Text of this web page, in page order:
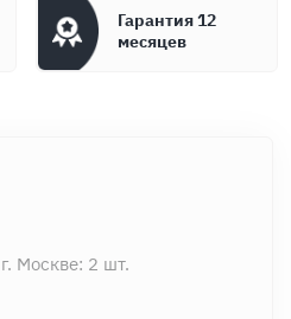
Гарантия 12
месяцев
Москве: 2 шт.